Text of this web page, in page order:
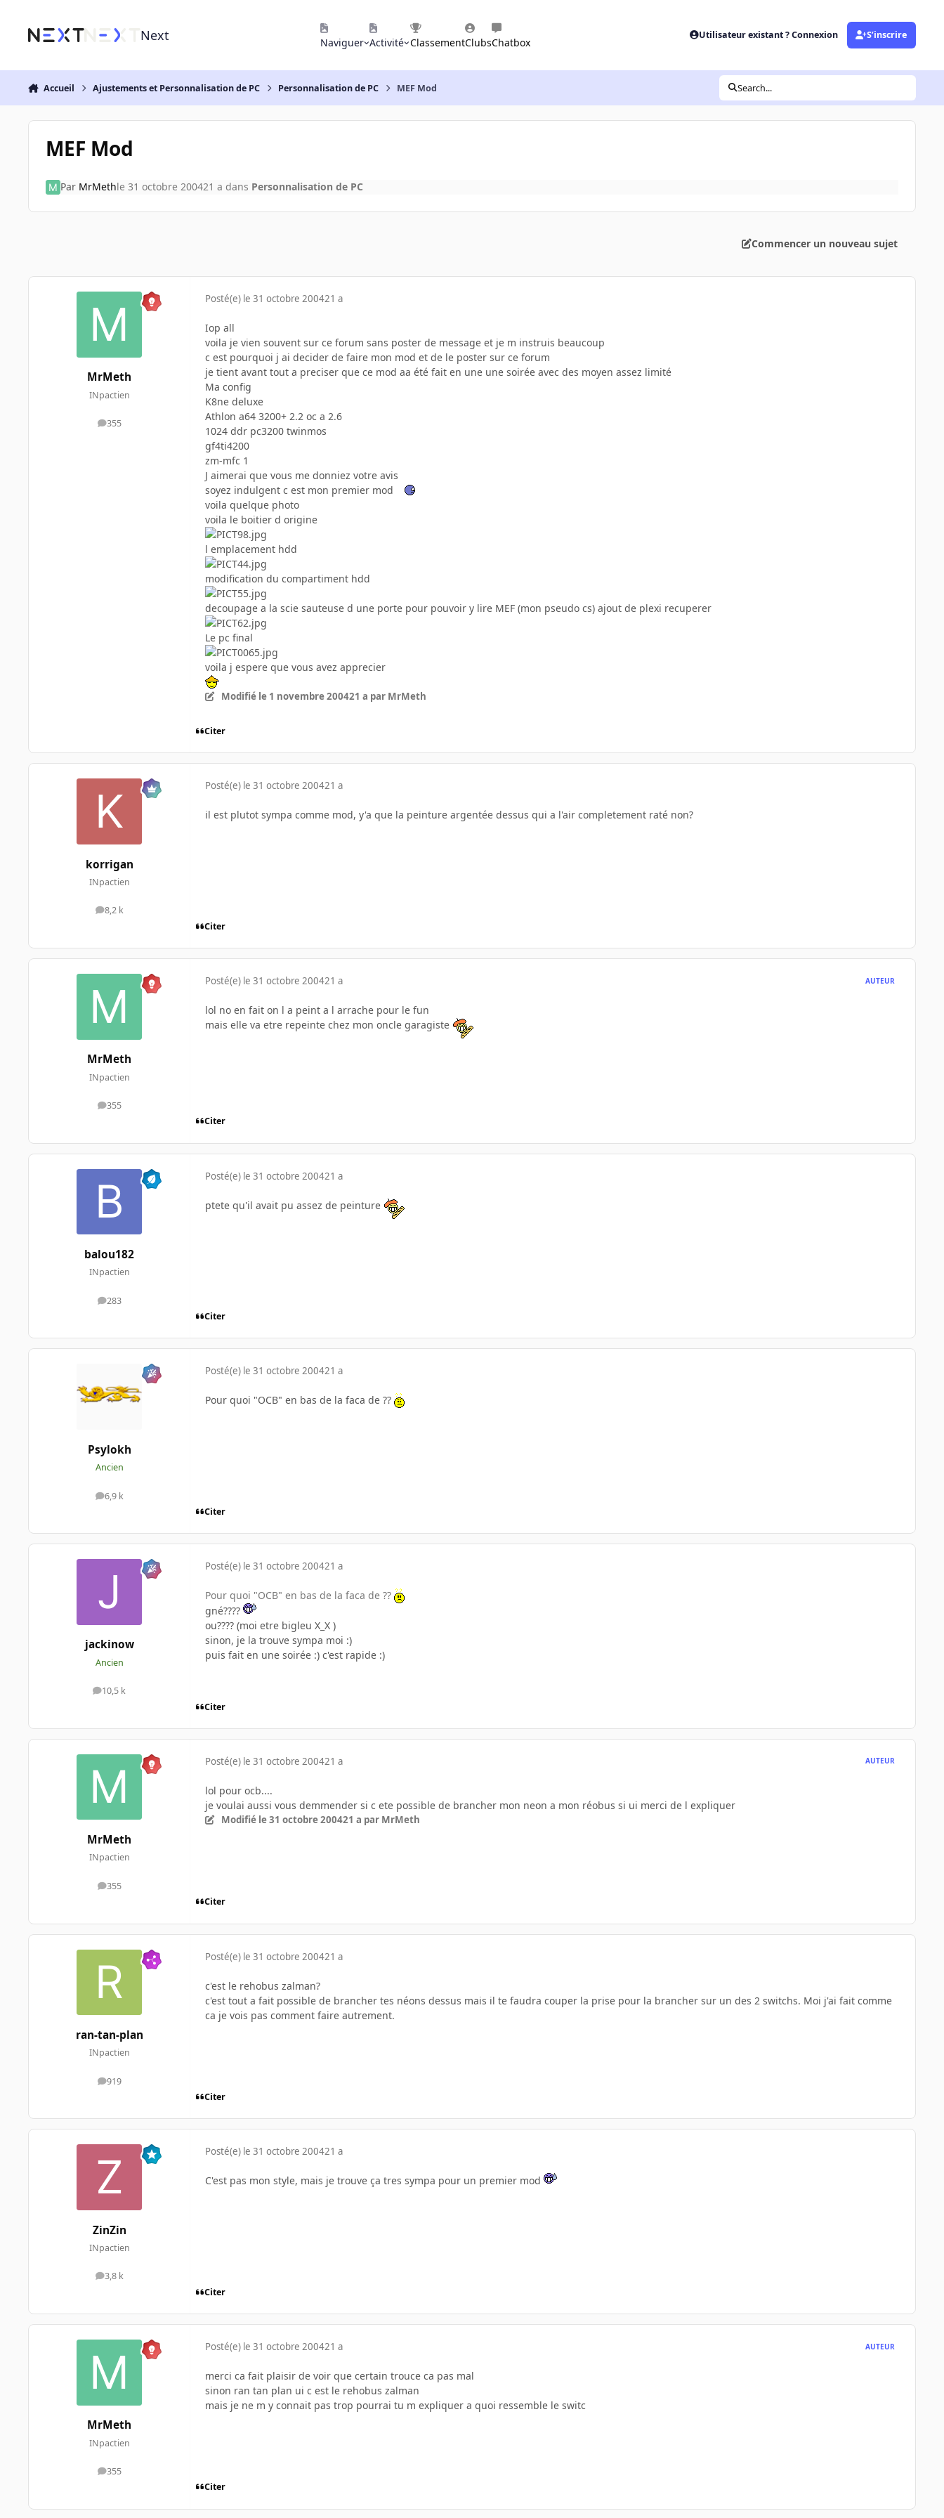
Next Naviguer Activité ClassementClubsChatbox
Utilisateur existant ? Connexion S’inscrire
Accueil Ajustements et Personnalisation de PC Personnalisation de PC MEF Mod Search...
MEF Mod
Par MrMethle 31 octobre 200421 a dans Personnalisation de PC
Commencer un nouveau sujet
MrMeth
INpactien
355
messages
Posté(e) le 31 octobre 200421 a
Iop all
voila je vien souvent sur ce forum sans poster de message et je m instruis beaucoup
c est pourquoi j ai decider de faire mon mod et de le poster sur ce forum
je tient avant tout a preciser que ce mod aa été fait en une une soirée avec des moyen assez limité
Ma config
K8ne deluxe
Athlon a64 3200+ 2.2 oc a 2.6
1024 ddr pc3200 twinmos
gf4ti4200
zm-mfc 1
J aimerai que vous me donniez votre avis
soyez indulgent c est mon premier mod
voila quelque photo
voila le boitier d origine
l emplacement hdd
modification du compartiment hdd
decoupage a la scie sauteuse d une porte pour pouvoir y lire MEF (mon pseudo cs) ajout de plexi recuperer
Le pc final
voila j espere que vous avez apprecier
Modifié le 1 novembre 200421 a par MrMeth
Citer
korrigan
INpactien
8,2 k
messages
Posté(e) le 31 octobre 200421 a
il est plutot sympa comme mod, y'a que la peinture argentée dessus qui a l'air completement raté non?
Citer
MrMeth
INpactien
355
messages
Posté(e) le 31 octobre 200421 a AUTEUR
lol no en fait on l a peint a l arrache pour le fun
mais elle va etre repeinte chez mon oncle garagiste
Citer
balou182
INpactien
283
messages
Posté(e) le 31 octobre 200421 a
ptete qu'il avait pu assez de peinture
Citer
Psylokh
Ancien
6,9 k
messages
Posté(e) le 31 octobre 200421 a
Pour quoi "OCB" en bas de la faca de ??
Citer
jackinow
Ancien
10,5 k
messages
Posté(e) le 31 octobre 200421 a
Pour quoi "OCB" en bas de la faca de ??
gné????
ou???? (moi etre bigleu X_X )
sinon, je la trouve sympa moi :)
puis fait en une soirée :) c'est rapide :)
Citer
MrMeth
INpactien
355
messages
Posté(e) le 31 octobre 200421 a AUTEUR
lol pour ocb....
je voulai aussi vous demmender si c ete possible de brancher mon neon a mon réobus si ui merci de l expliquer
Modifié le 31 octobre 200421 a par MrMeth
Citer
ran-tan-plan
INpactien
919
messages
Posté(e) le 31 octobre 200421 a
c'est le rehobus zalman?
c'est tout a fait possible de brancher tes néons dessus mais il te faudra couper la prise pour la brancher sur un des 2 switchs. Moi j'ai fait comme
ca je vois pas comment faire autrement.
Citer
ZinZin
INpactien
3,8 k
messages
Posté(e) le 31 octobre 200421 a
C'est pas mon style, mais je trouve ça tres sympa pour un premier mod
Citer
MrMeth
INpactien
355
messages
Posté(e) le 31 octobre 200421 a AUTEUR
merci ca fait plaisir de voir que certain trouce ca pas mal
sinon ran tan plan ui c est le rehobus zalman
mais je ne m y connait pas trop pourrai tu m expliquer a quoi ressemble le switc
Citer